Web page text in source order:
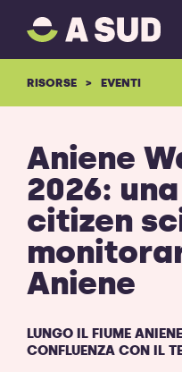
SALTA IL
A
SUD
logo
ritorna
alla
RISORSE EVENTI
Aniene
2026:
citizen
Aniene
LUNGO IL FIUME
CONFLUENZA CON IL